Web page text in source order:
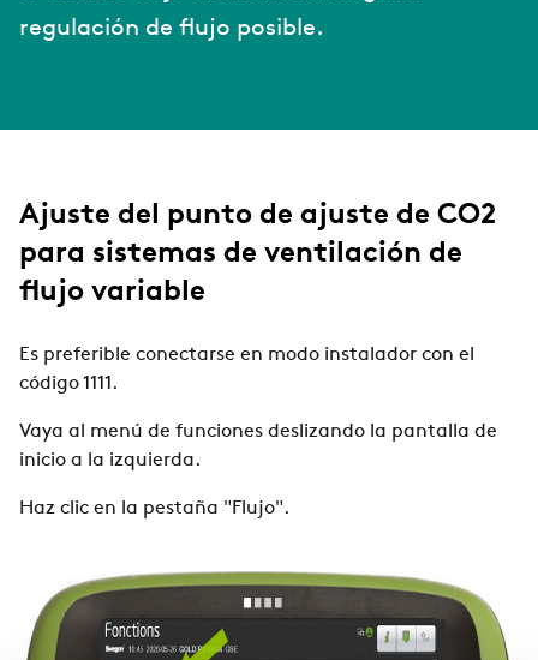
regulación de flujo posible.
Ajuste del punto de ajuste de CO2
para sistemas de ventilación de
flujo variable
Es preferible conectarse en modo instalador con el
código 1111.
Vaya al menú de funciones deslizando la pantalla de
inicio a la izquierda.
Haz clic en la pestaña "Flujo".